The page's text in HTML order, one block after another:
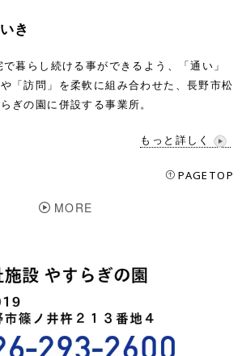
き
暮らし続ける事ができるよう、「通い」
「訪問」を柔軟に組み合わせた、長野市松
ぎの園に併設する事業所。
もっと詳しく
PAGETOP
MORE